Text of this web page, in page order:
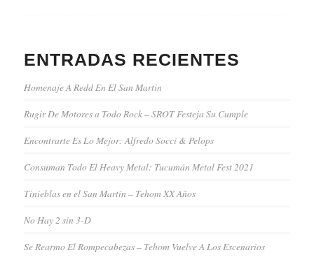
ENTRADAS RECIENTES
Homenaje A Redd En El San Martin
Rugir De Motores a Todo Rock – SROT Festeja Su Cumple
Encontrarte Es Lo Mejor: Alfredo Socci & Pelops
Consuman Todo El Heavy Metal: Tucumán Metal Fest 2021
Tinieblas en el San Martín – Tehom XX Años
No Hay 2 sin 3-D
Se Rearmo El Rompecabezas – Tehom Vuelve A Los Escenarios